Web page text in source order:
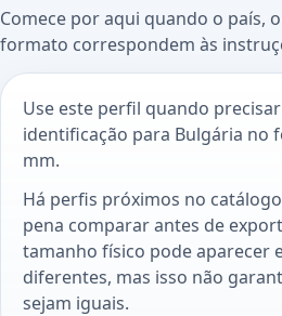
Comece por aqui quando o país,
formato correspondem às
Use este perfil quando
identificação para Bulgária no
mm.
Há perfis próximos no
pena comparar antes de
tamanho físico pode aparecer
diferentes, mas isso não
sejam iguais.